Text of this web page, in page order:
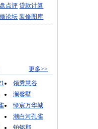
点评 贷款计算
论坛 装修图库
更多>>
领秀慧谷
澜馨墅
绿宸万华城
潮白河孔雀